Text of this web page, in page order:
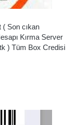
Son cıkan
Kırma Server
) Tüm Box Credisi